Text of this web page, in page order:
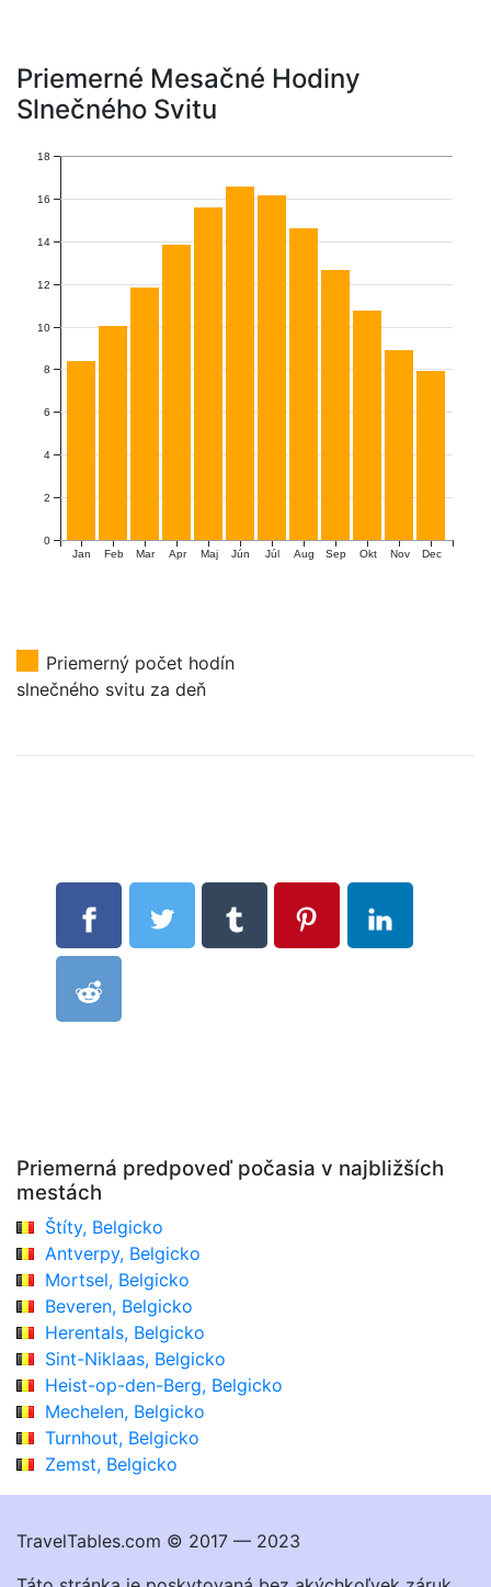
Priemerné Mesačné Hodiny
Slnečného Svitu
Jan Feb Mar Apr Maj Jún Júl Aug Sep Okt Nov Dec
0
2
4
6
8
10
12
14
16
18
Priemerný počet hodín
slnečného svitu za deň
Priemerná predpoveď počasia v najbližších
mestách
Štíty, Belgicko
Antverpy, Belgicko
Mortsel, Belgicko
Beveren, Belgicko
Herentals, Belgicko
Sint-Niklaas, Belgicko
Heist-op-den-Berg, Belgicko
Mechelen, Belgicko
Turnhout, Belgicko
Zemst, Belgicko
TravelTables.com © 2017 — 2023